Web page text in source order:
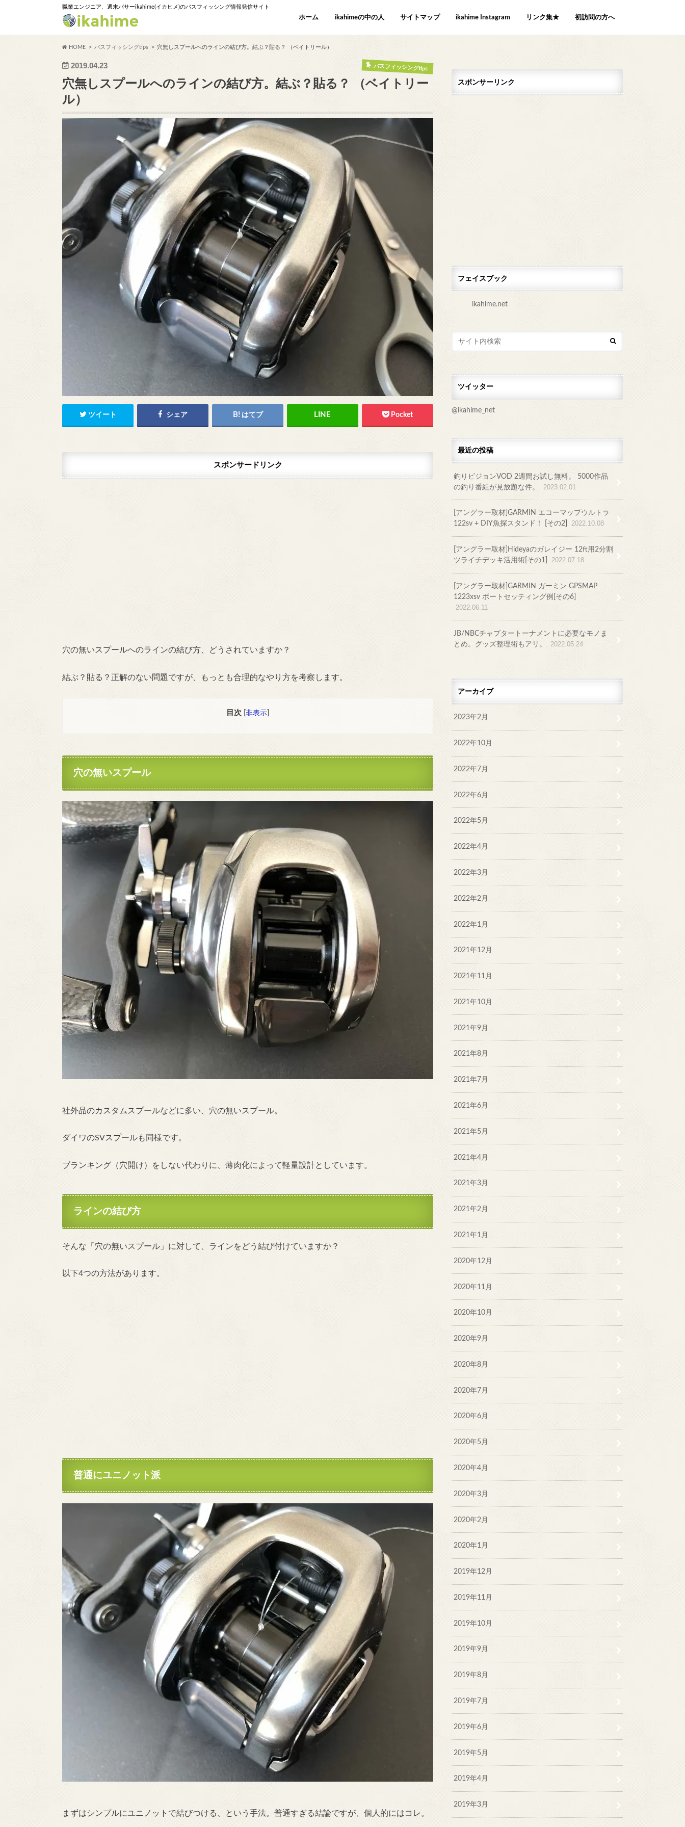
職業エンジニア、週末バサーikahime(イカヒメ)のバスフィッシング情報発信サイト
ホーム ikahimeの中の人 サイトマップ ikahime Instagram リンク集★ 初訪問の方へ
HOME バスフィッシングtips 穴無しスプールへのラインの結び方。結ぶ？貼る？ （ベイトリール）
2019.04.23 バスフィッシングtips
穴無しスプールへのラインの結び方。結ぶ？貼る？ （ベイトリー
ル）
ツイート シェア はてブ Pocket
スポンサードリンク
穴の無いスプールへのラインの結び方、どうされていますか？
結ぶ？貼る？正解のない問題ですが、もっとも合理的なやり方を考察します。
目次 非表示
穴の無いスプール
社外品のカスタムスプールなどに多い、穴の無いスプール。
ダイワのSVスプールも同様です。
ブランキング（穴開け）をしない代わりに、薄肉化によって軽量設計としています。
ラインの結び方
そんな「穴の無いスプール」に対して、ラインをどう結び付けていますか？
以下4つの方法があります。
普通にユニノット派
まずはシンプルにユニノットで結びつける、という手法。普通すぎる結論ですが、個人的にはコレ。
スポンサーリンク
フェイスブック
ikahime.net
ツイッター
@ikahime_net
最近の投稿
釣りビジョンVOD 2週間お試し無料。 5000作品
の釣り番組が見放題な件。
2023.02.01
[アングラー取材]GARMIN エコーマップウルトラ
122sv + DIY魚探スタンド！ [その2]
2022.10.08
[アングラー取材]Hideyaのガレイジー 12ft用2分割
ツライチデッキ活用術[その1]
2022.07.18
[アングラー取材]GARMIN ガーミン GPSMAP
1223xsv ボートセッティング例[その6]
2022.06.11
JB/NBCチャプタートーナメントに必要なモノま
とめ。グッズ整理術もアリ。
2022.05.24
アーカイブ
2023年2月
2022年10月
2022年7月
2022年6月
2022年5月
2022年4月
2022年3月
2022年2月
2022年1月
2021年12月
2021年11月
2021年10月
2021年9月
2021年8月
2021年7月
2021年6月
2021年5月
2021年4月
2021年3月
2021年2月
2021年1月
2020年12月
2020年11月
2020年10月
2020年9月
2020年8月
2020年7月
2020年6月
2020年5月
2020年4月
2020年3月
2020年2月
2020年1月
2019年12月
2019年11月
2019年10月
2019年9月
2019年8月
2019年7月
2019年6月
2019年5月
2019年4月
2019年3月